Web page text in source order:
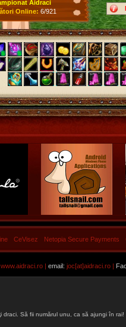
Aidraci
Online: 6/921
CeVisez Netopia Secure Payments
www.aidraci.ro | email: joc[at]aidraci.ro |
draci. Să fii numărul unu, ca să ajungi în